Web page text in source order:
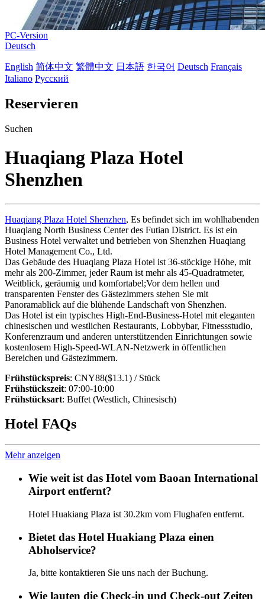
PC-Version
Deutsch
English 简体中文 繁體中文 日本語 한국어 Deutsch Français
Italiano Русский
Reservieren
Suchen
Huaqiang Plaza Hotel
Shenzhen
Huaqiang Plaza Hotel Shenzhen, Es befindet sich im wohlhabenden
Huaqiang North Business Center des Futian District. Es ist ein
Business Hotel verwaltet und betrieben von Shenzhen Huaqiang
Hotel Management Co., Ltd.
Das Gebäude des Huaqiang Plaza Hotel ist 36-stöckige Höhe, mit
mehr als 200-Zimmer, jeder Raum ist mehr als 45-Quadratmeter,
Weitblick, geräumig und komfortabel;Vor dem hellen und
transparenten Fenster des Gästezimmers stehen Sie mit
Panoramablick auf die blühende Landschaft von Shenzhen.
Das Hotel ist ein typisches High-End-Business-Hotel mit eleganten
chinesischen und westlichen Restaurants, Lobbybar, Fitnessstudio,
Konferenzraum und anderen unterstützenden Einrichtungen sowie
kostenlosem High-Speed-WLAN-Netzwerk in öffentlichen
Bereichen und Gästezimmern.
Frühstückspreis: CNY88($13.1) / Stück
Frühstückszeit: 07:00-10:00
Frühstücksart: Buffet (Westlich, Chinesisch)
Hotel FAQs
Mehr anzeigen
Wie weit ist das Hotel vom Baoan International
Airport entfernt?
Hotel Huakiang Plaza ist 30.2km vom Flughafen entfernt.
Bietet das Hotel Huakiang Plaza einen
Abholservice?
Ja, bitte kontaktieren Sie uns nach der Buchung.
Wie lauten die Check-in und Check-out Zeiten